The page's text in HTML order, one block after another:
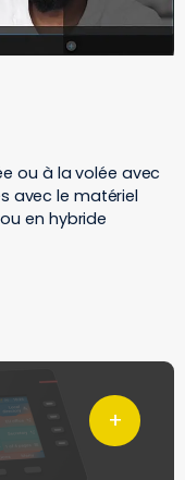
ou à la volée avec
avec le matériel
en hybride